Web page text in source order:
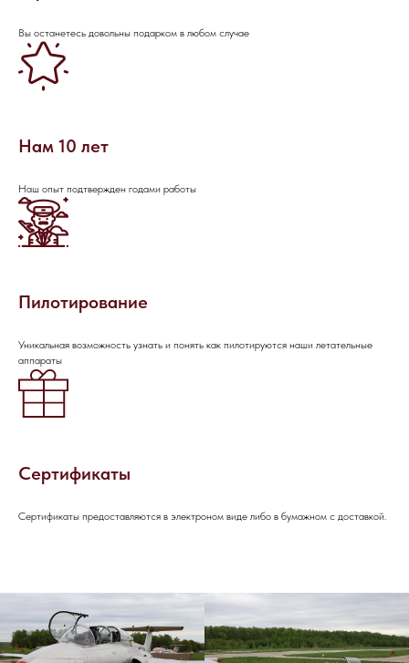
Вы останетесь довольны подарком в любом случае
Нам 10 лет
Наш опыт подтвержден годами работы
Пилотирование
Уникальная возможность узнать и понять как пилотируются наши летательные
аппараты
Сертификаты
Сертификаты предоставляются в электроном виде либо в бумажном с доставкой.